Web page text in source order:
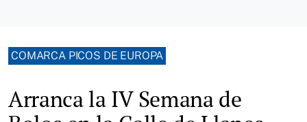
COMARCA PICOS DE EUROPA
Arranca la IV Semana de